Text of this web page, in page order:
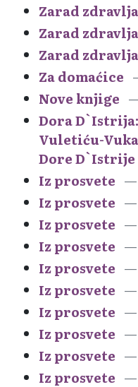
Zarad zdravlja
Zarad zdravlja
Zarad zdravlja
Za domaćice
Nove knjige
Dora
Vuletiću-
Dore D`Istrije
Iz prosvete
Iz prosvete
Iz prosvete
Iz prosvete
Iz prosvete
Iz prosvete
Iz prosvete
Iz prosvete
Iz prosvete
Iz prosvete